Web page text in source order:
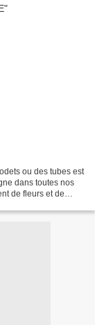
ou des tubes est
dans toutes nos
de fleurs et de